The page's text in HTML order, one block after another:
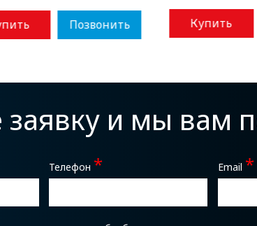
Позвонить Купить
заявку и мы вам
Телефон * Email *